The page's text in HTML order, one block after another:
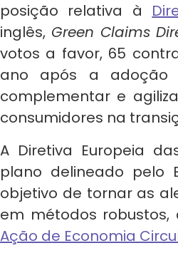
posição relativa à
inglês, Green Claims
votos a favor, 65
ano após a adoção
complementar e
consumidores na
A Diretiva Europeia
plano delineado pelo
objetivo de tornar as
em métodos robustos,
Ação de Economia